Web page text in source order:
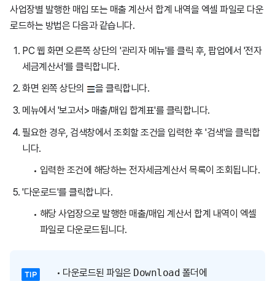
사업장별 발행한 매입 또는 매출 계산서 합계 내역을 엑셀 파일로 다운
로드하는 방법은 다음과 같습니다.
PC 웹 화면 오른쪽 상단의 '관리자 메뉴'를 클릭 후, 팝업에서 '전자
세금계산서'를 클릭합니다.
화면 왼쪽 상단의
을 클릭합니다.
메뉴에서 '보고서> 매출/매입 합계표'를 클릭합니다.
필요한 경우, 검색창에서 조회할 조건을 입력한 후 '검색'을 클릭합
니다.
입력한 조건에 해당하는 전자세금계산서 목록이 조회됩니다.
'다운로드'를 클릭합니다.
해당 사업장으로 발행한 매출/매입 계산서 합계 내역이 엑셀
파일로 다운로드됩니다.
다운로드된 파일은 Download 폴더에